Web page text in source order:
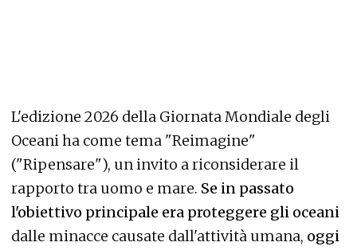
L'edizione 2026 della Giornata Mondiale degli
Oceani ha come tema "Reimagine"
("Ripensare"), un invito a riconsiderare il
rapporto tra uomo e mare. Se in passato
l'obiettivo principale era proteggere gli oceani
dalle minacce causate dall'attività umana, oggi